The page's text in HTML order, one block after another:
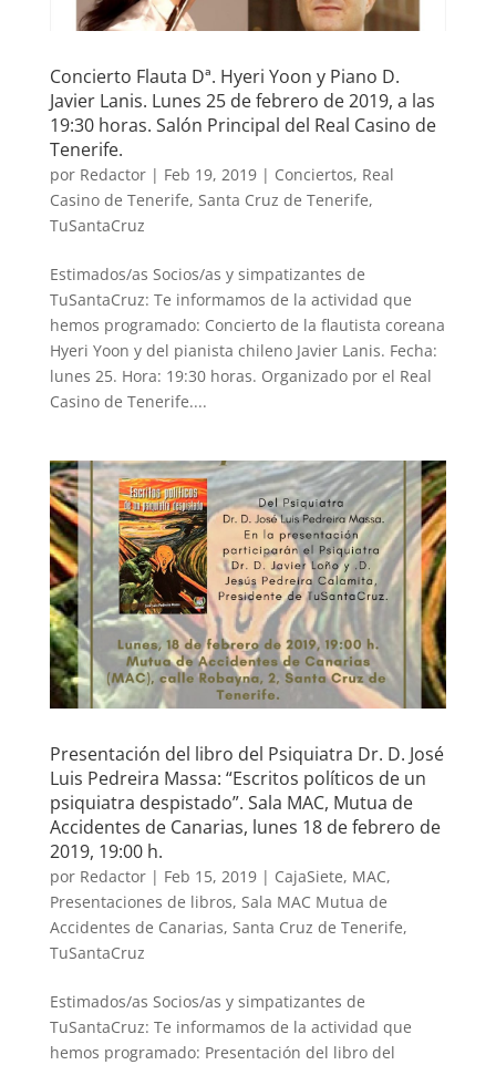
Concierto Flauta Dª. Hyeri Yoon y Piano D.
Javier Lanis. Lunes 25 de febrero de 2019, a las
19:30 horas. Salón Principal del Real Casino de
Tenerife.
por Redactor| Feb 19, 2019| Conciertos, Real
Casino de Tenerife, Santa Cruz de Tenerife,
TuSantaCruz
Estimados/as Socios/as y simpatizantes de
TuSantaCruz: Te informamos de la actividad que
hemos programado: Concierto de la flautista coreana
Hyeri Yoon y del pianista chileno Javier Lanis. Fecha:
lunes 25. Hora: 19:30 horas. Organizado por el Real
Casino de Tenerife....
Presentación del libro del Psiquiatra Dr. D. José
Luis Pedreira Massa: “Escritos políticos de un
psiquiatra despistado”. Sala MAC, Mutua de
Accidentes de Canarias, lunes 18 de febrero de
2019, 19:00 h.
por Redactor| Feb 15, 2019| CajaSiete, MAC,
Presentaciones de libros, Sala MAC Mutua de
Accidentes de Canarias, Santa Cruz de Tenerife,
TuSantaCruz
Estimados/as Socios/as y simpatizantes de
TuSantaCruz: Te informamos de la actividad que
hemos programado: Presentación del libro del